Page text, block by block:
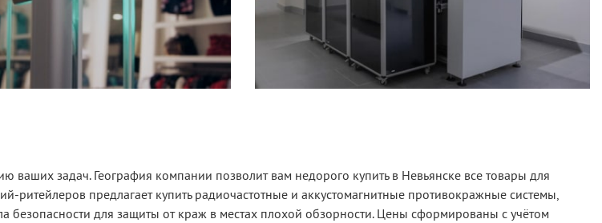
задач. География компании позволит вам недорого купить в Невьянске все товары для
предлагает купить радиочастотные и аккустомагнитные противокражные системы,
для защиты от краж в местах плохой обзорности. Цены сформированы с учётом